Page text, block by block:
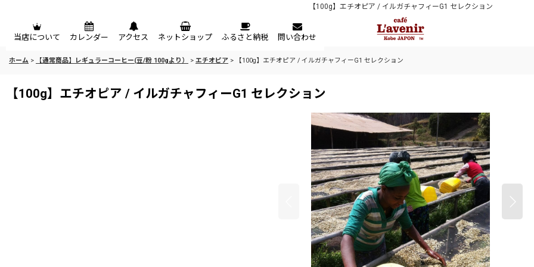
【100g】エチオピア / イルガチャフィーG1 セレクション
メニュー
当店について カレンダー アクセス ネットショップ ふるさと納税 問い合わせ
ホーム > 【通常商品】レギュラーコーヒー(豆/粉 100gより） > エチオピア > 【100g】エチオピア / イルガチャフィーG1 セレクション
【100g】エチオピア / イルガチャフィーG1 セレクション